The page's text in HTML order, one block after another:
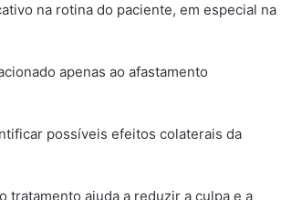
na rotina do paciente, em especial na
apenas ao afastamento
possíveis efeitos colaterais da
tratamento ajuda a reduzir a culpa e a